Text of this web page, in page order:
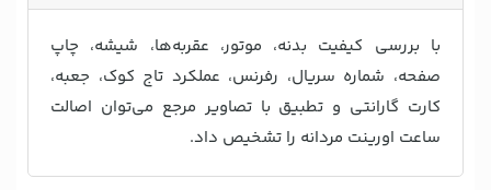
با بررسی کیفیت بدنه، موتور، عقربه‌ها، شیشه، چاپ
صفحه، شماره سریال، رفرنس، عملکرد تاج کوک، جعبه،
کارت گارانتی و تطبیق با تصاویر مرجع می‌توان اصالت
ساعت اورینت مردانه را تشخیص داد.